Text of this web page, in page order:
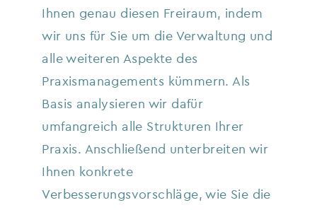
Ihnen genau diesen Freiraum, indem
wir uns für Sie um die Verwaltung und
alle weiteren Aspekte des
Praxismanagements kümmern. Als
Basis analysieren wir dafür
umfangreich alle Strukturen Ihrer
Praxis. Anschließend unterbreiten wir
Ihnen konkrete
Verbesserungsvorschläge, wie Sie die